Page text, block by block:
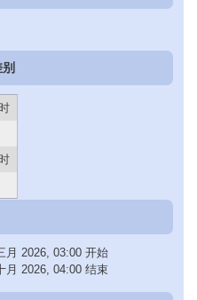
月 2026, 03:00 开始
月 2026, 04:00 结束